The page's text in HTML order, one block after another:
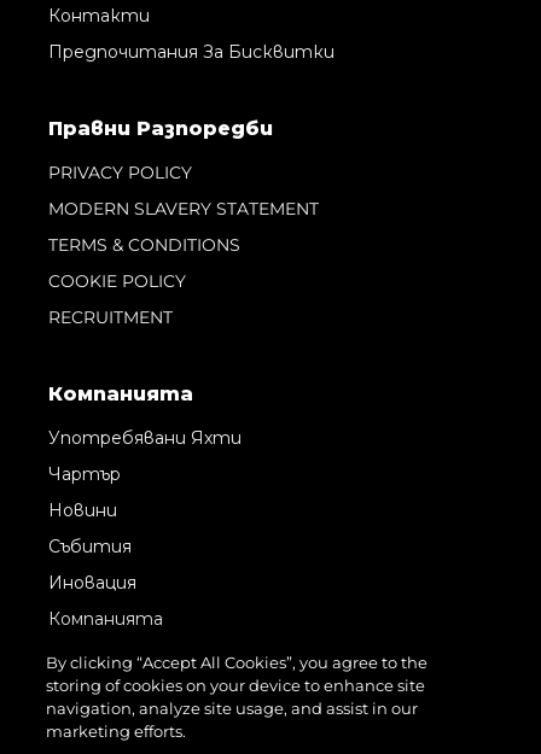
Контакти
Предпочитания За Бисквитки
Правни Pазпоредби
PRIVACY POLICY
MODERN SLAVERY STATEMENT
TERMS & CONDITIONS
COOKIE POLICY
RECRUITMENT
Компанията
Употребявани Яхти
Чартър
Новини
Събития
Иновация
Компанията
Екипът
Лайфстайл
Наследство
By clicking “Accept All Cookies”, you agree to the
storing of cookies on your device to enhance site
navigation, analyze site usage, and assist in our
marketing efforts.